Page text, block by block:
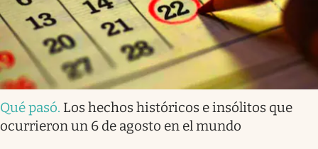
Qué pasó. Los hechos históricos e insólitos que
ocurrieron un 6 de agosto en el mundo